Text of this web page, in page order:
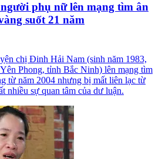
phụ nữ lên mạng tìm ân
suốt 21 năm
chị Đinh Hải Nam (sinh năm 1983,
Phong, tỉnh Bắc Ninh) lên mạng tìm
từ năm 2004 nhưng bị mất liên lạc từ
nhiều sự quan tâm của dư luận.